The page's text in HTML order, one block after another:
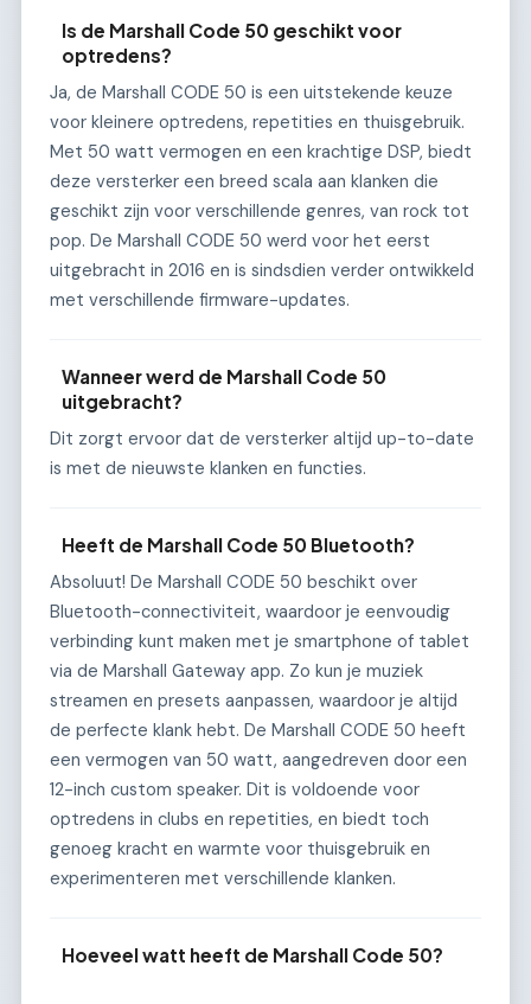
Is de Marshall Code 50 geschikt voor
optredens?
Ja, de Marshall CODE 50 is een uitstekende keuze
voor kleinere optredens, repetities en thuisgebruik.
Met 50 watt vermogen en een krachtige DSP, biedt
deze versterker een breed scala aan klanken die
geschikt zijn voor verschillende genres, van rock tot
pop. De Marshall CODE 50 werd voor het eerst
uitgebracht in 2016 en is sindsdien verder ontwikkeld
met verschillende firmware-updates.
Wanneer werd de Marshall Code 50
uitgebracht?
Dit zorgt ervoor dat de versterker altijd up-to-date
is met de nieuwste klanken en functies.
Heeft de Marshall Code 50 Bluetooth?
Absoluut! De Marshall CODE 50 beschikt over
Bluetooth-connectiviteit, waardoor je eenvoudig
verbinding kunt maken met je smartphone of tablet
via de Marshall Gateway app. Zo kun je muziek
streamen en presets aanpassen, waardoor je altijd
de perfecte klank hebt. De Marshall CODE 50 heeft
een vermogen van 50 watt, aangedreven door een
12-inch custom speaker. Dit is voldoende voor
optredens in clubs en repetities, en biedt toch
genoeg kracht en warmte voor thuisgebruik en
experimenteren met verschillende klanken.
Hoeveel watt heeft de Marshall Code 50?